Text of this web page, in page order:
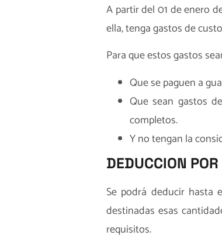
A partir del 01 de enero
ella, tenga gastos de
Para que estos gastos
Que se paguen a
Que sean gastos
completos.
Y no tengan la
DEDUCCION
Se podrá deducir hasta
destinadas esas
requisitos.